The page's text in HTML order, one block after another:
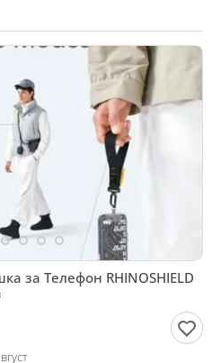
за Телефон RHINOSHIELD